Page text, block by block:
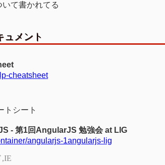
て書かれてる
ュメント
cheatsheet
トシート
- 第1回AngularJS 勉強会 at LIG
angularjs-1angularjs-lig
IE